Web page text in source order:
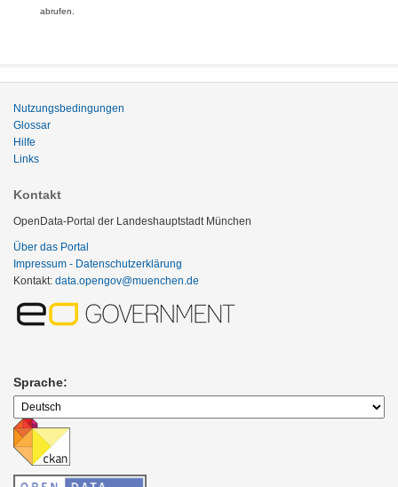
abrufen.
Nutzungsbedingungen
Glossar
Hilfe
Links
Kontakt
OpenData-Portal der Landeshauptstadt München
Über das Portal
Impressum - Datenschutzerklärung
Kontakt: data.opengov@muenchen.de
Sprache